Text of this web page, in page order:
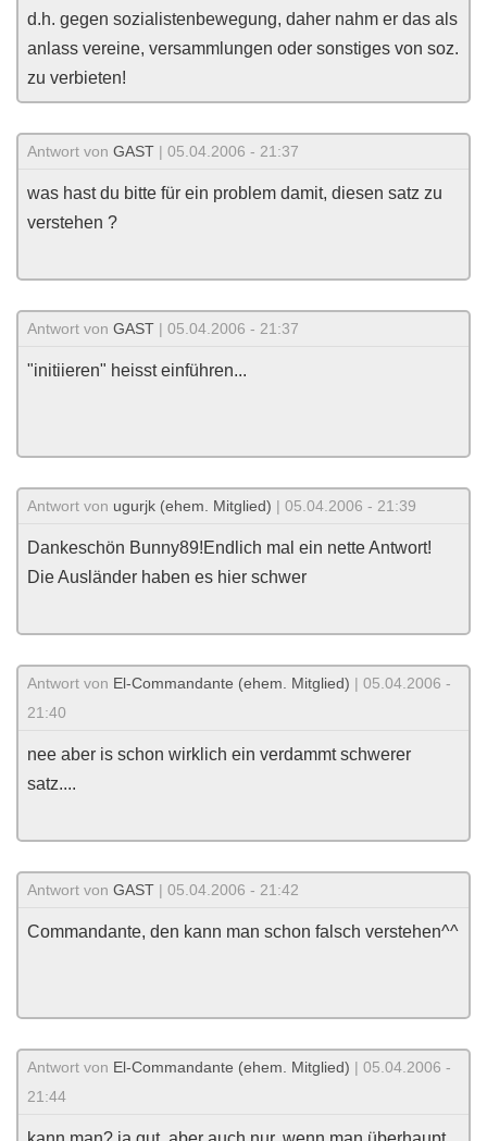
d.h. gegen sozialistenbewegung, daher nahm er das als
anlass vereine, versammlungen oder sonstiges von soz.
zu verbieten!
Antwort von GAST | 05.04.2006 - 21:37
was hast du bitte für ein problem damit, diesen satz zu
verstehen ?
Antwort von GAST | 05.04.2006 - 21:37
"initiieren" heisst einführen...
Antwort von ugurjk (ehem. Mitglied) | 05.04.2006 - 21:39
Dankeschön Bunny89!Endlich mal ein nette Antwort!
Die Ausländer haben es hier schwer
Antwort von El-Commandante (ehem. Mitglied) | 05.04.2006 -
21:40
nee aber is schon wirklich ein verdammt schwerer
satz....
Antwort von GAST | 05.04.2006 - 21:42
Commandante, den kann man schon falsch verstehen^^
Antwort von El-Commandante (ehem. Mitglied) | 05.04.2006 -
21:44